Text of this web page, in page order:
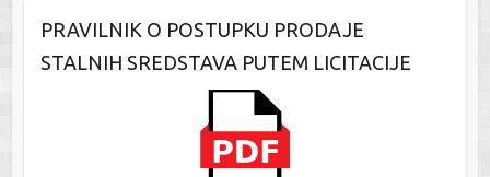
PRAVILNIK O POSTUPKU PRODAJE
STALNIH SREDSTAVA PUTEM LICITACIJE